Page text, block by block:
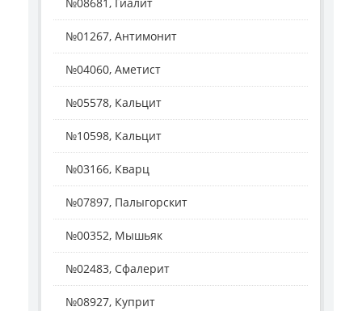
№01267, Антимонит
№04060, Аметист
№05578, Кальцит
№10598, Кальцит
№03166, Кварц
№07897, Палыгорскит
№00352, Мышьяк
№02483, Сфалерит
№08927, Куприт